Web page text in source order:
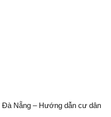
Đà Nẵng – Hướng dẫn cư dân